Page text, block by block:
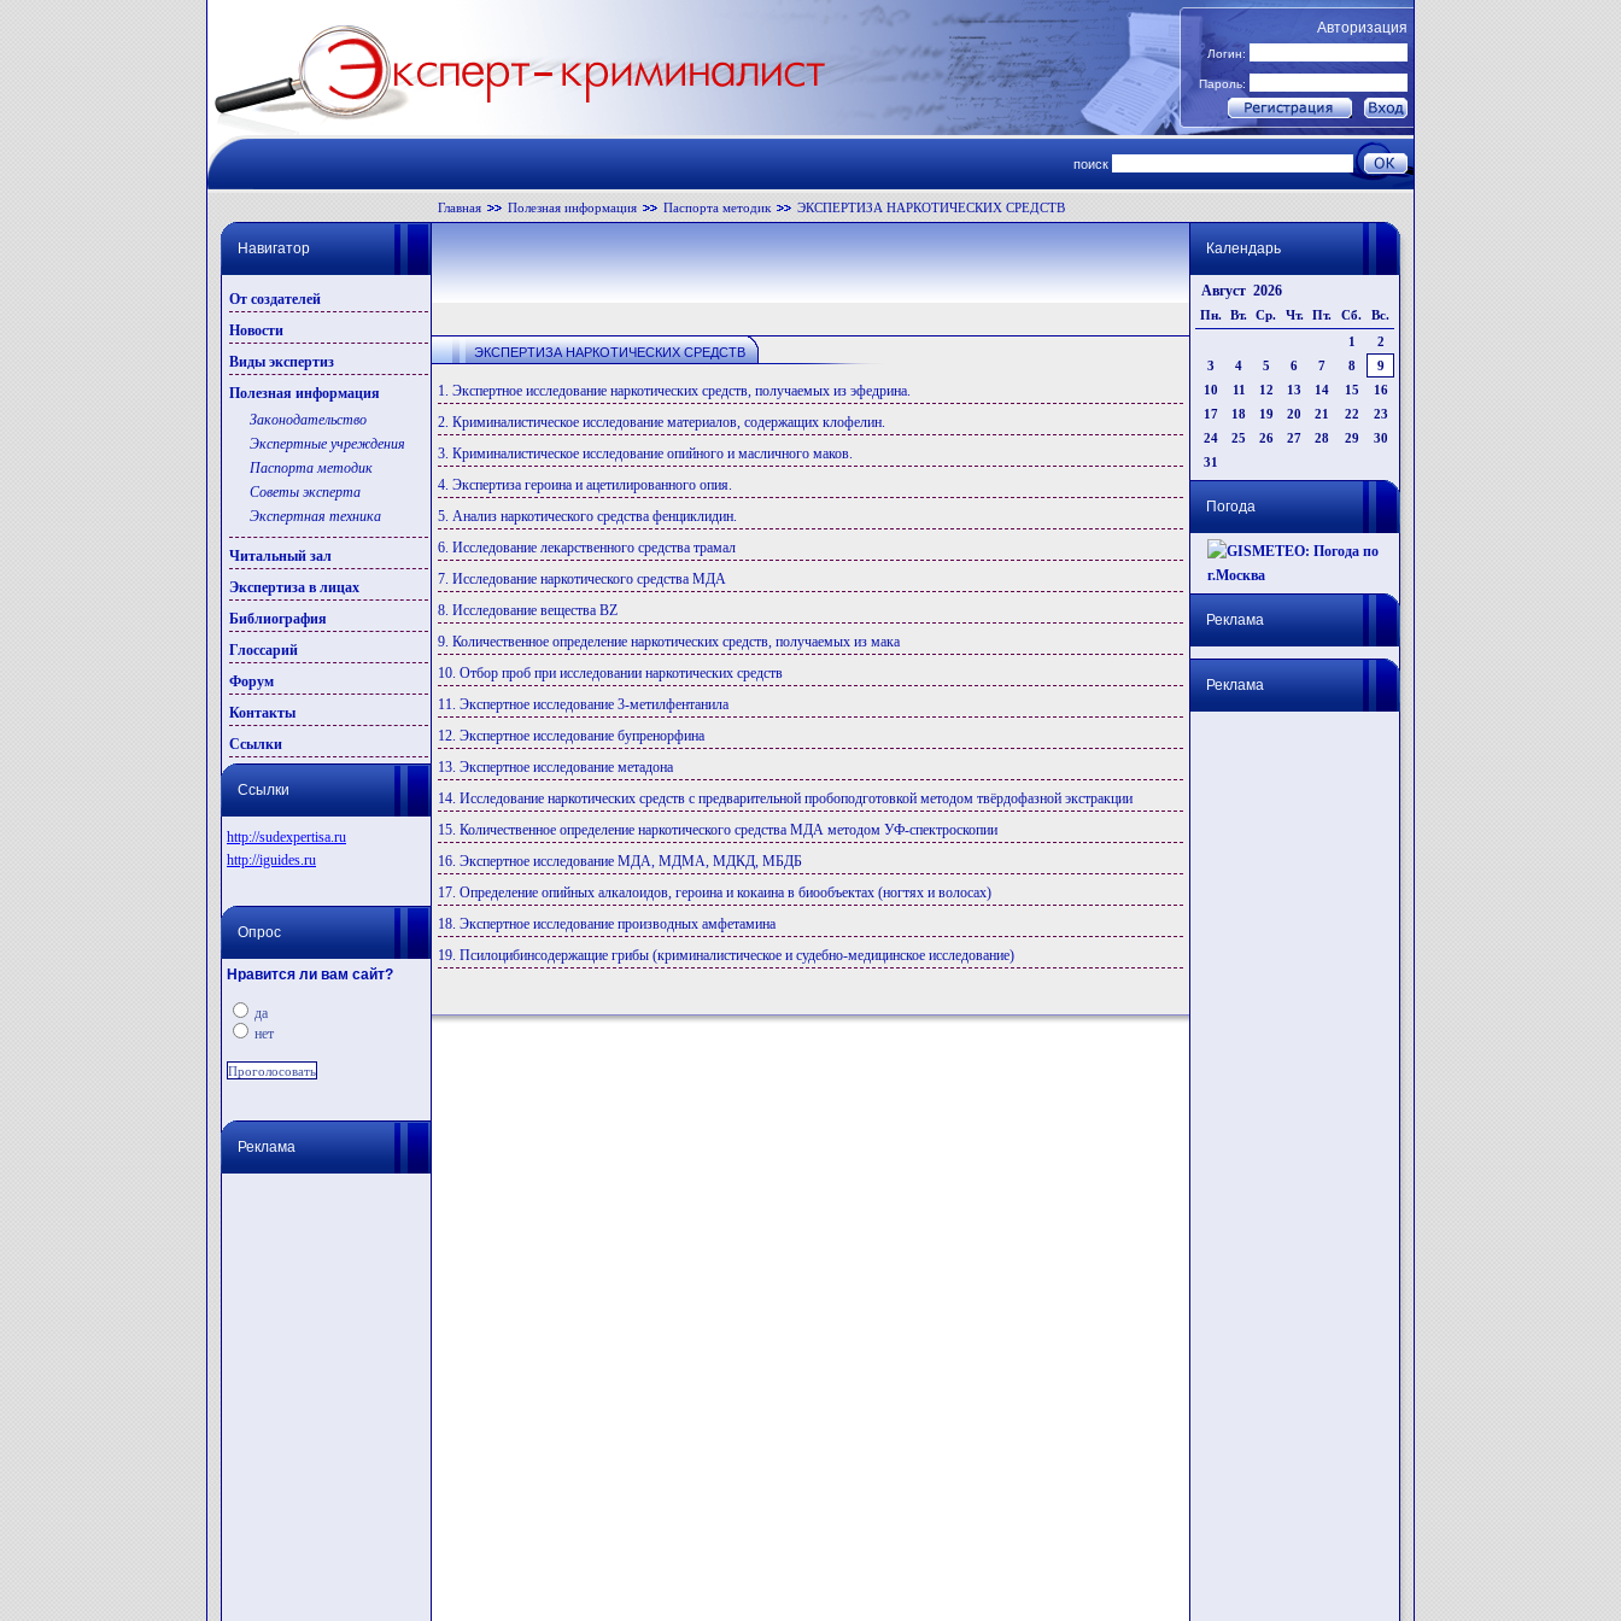
Авторизация
Логин:
Пароль:
поиск
Главная Полезная информация Паспорта методик ЭКСПЕРТИЗА НАРКОТИЧЕСКИХ СРЕДСТВ
Навигатор
От создателей
Новости
Виды экспертиз
Полезная информация
Законодательство
Экспертные учреждения
Паспорта методик
Советы эксперта
Экспертная техника
Читальный зал
Экспертиза в лицах
Библиография
Глоссарий
Форум
Контакты
Ссылки
Ссылки
http://sudexpertisa.ru
http://iguides.ru
Опрос
Нравится ли вам сайт?
да
нет
Реклама
ЭКСПЕРТИЗА НАРКОТИЧЕСКИХ СРЕДСТВ
1. Экспертное исследование наркотических средств, получаемых из эфедрина.
2. Криминалистическое исследование материалов, содержащих клофелин.
3. Криминалистическое исследование опийного и масличного маков.
4. Экспертиза героина и ацетилированного опия.
5. Анализ наркотического средства фенциклидин.
6. Исследование лекарственного средства трамал
7. Исследование наркотического средства МДА
8. Исследование вещества BZ
9. Количественное определение наркотических средств, получаемых из мака
10. Отбор проб при исследовании наркотических средств
11. Экспертное исследование 3-метилфентанила
12. Экспертное исследование бупренорфина
13. Экспертное исследование метадона
14. Исследование наркотических средств с предварительной пробоподготовкой методом твёрдофазной экстракции
15. Количественное определение наркотического средства МДА методом УФ-спектроскопии
16. Экспертное исследование МДА, МДМА, МДКД, МБДБ
17. Определение опийных алкалоидов, героина и кокаина в биообъектах (ногтях и волосах)
18. Экспертное исследование производных амфетамина
19. Псилоцибинсодержащие грибы (криминалистическое и судебно-медицинское исследование)
Календарь
Август 2026
Пн. Вт. Ср. Чт. Пт. Сб.
Вс.
1
2
3
4 5 6 7 8
9
10
11 12 13 14 15
16
17
18 19 20 21 22
23
24
25 26 27 28 29
30
31
Погода
Реклама
Реклама